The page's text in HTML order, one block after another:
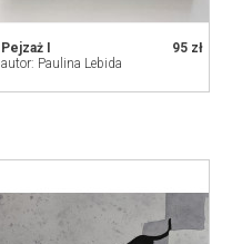
95 zł
Pejzaż I
autor: Paulina Lebida